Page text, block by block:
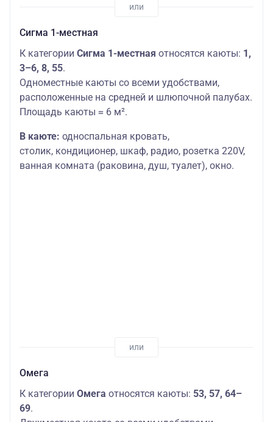
Сигма 1-местная
К категории Сигма 1-местная относятся каюты: 1,
3–6, 8, 55.
Одноместные каюты со всеми удобствами,
расположенные на средней и шлюпочной палубах.
Площадь каюты ≈ 6 м².
В каюте: односпальная кровать,
столик, кондиционер, шкаф, радио, розетка 220V,
ванная комната (раковина, душ, туалет), окно.
Омега
К категории Омега относятся каюты: 53, 57, 64–
69.